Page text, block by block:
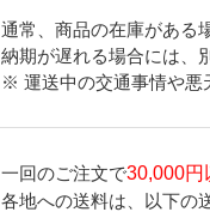
通常、商品の在庫がある
納期が遅れる場合には、
※ 運送中の交通事情や悪
一回のご注文で30,000円
各地への送料は、以下の